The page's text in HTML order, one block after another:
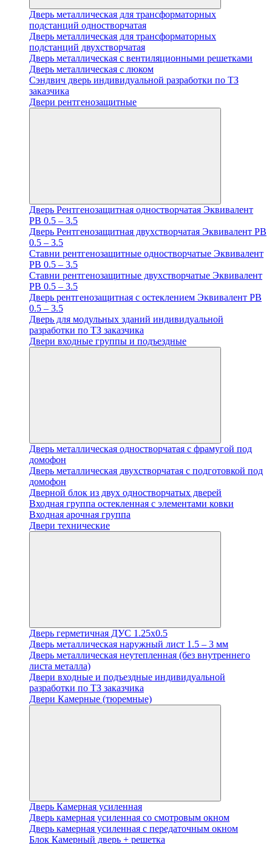
Дверь металлическая для трансформаторных
подстанций одностворчатая
Дверь металлическая для трансформаторных
подстанций двухстворчатая
Дверь металлическая с вентиляционными решетками
Дверь металлическая с люком
Cэндвич дверь индивидуальной разработки по ТЗ
заказчика
Двери рентгенозащитные
Дверь Рентгенозащитная одностворчатая Эквивалент
PB 0.5 – 3.5
Дверь Рентгенозащитная двухстворчатая Эквивалент PB
0.5 – 3.5
Ставни рентгенозащитные одностворчатые Эквивалент
PB 0.5 – 3.5
Ставни рентгенозащитные двухстворчатые Эквивалент
PB 0.5 – 3.5
Дверь рентгенозащитная с остеклением Эквивалент PB
0.5 – 3.5
Дверь для модульных зданий индивидуальной
разработки по ТЗ заказчика
Двери входные группы и подъездные
Дверь металлическая одностворчатая с фрамугой под
домофон
Дверь металлическая двухстворчатая с подготовкой под
домофон
Дверной блок из двух одностворчатых дверей
Входная группа остекленная с элементами ковки
Входная арочная группа
Двери технические
Дверь герметичная ДУС 1.25х0.5
Дверь металлическая наружный лист 1.5 – 3 мм
Дверь металлическая неутепленная (без внутреннего
листа металла)
Двери входные и подъездные индивидуальной
разработки по ТЗ заказчика
Двери Камерные (тюремные)
Дверь Камерная усиленная
Дверь камерная усиленная со смотровым окном
Дверь камерная усиленная с передаточным окном
Блок Камерный дверь + решетка